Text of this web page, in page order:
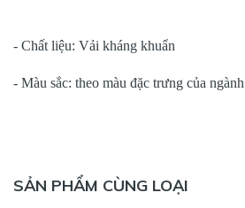
- Chất liệu: Vải kháng khuẩn
- Màu sắc: theo màu đặc trưng của ngành
SẢN PHẨM CÙNG LOẠI